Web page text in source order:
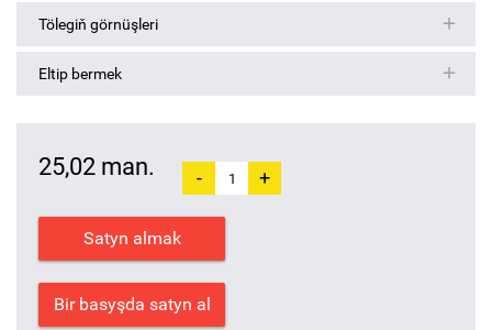
Tölegiň görnüşleri
Eltip bermek
25,02 man. - +
Satyn almak
Bir basyşda satyn al